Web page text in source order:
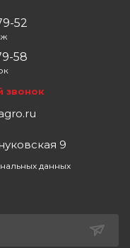
52
58
звонок
9
данных